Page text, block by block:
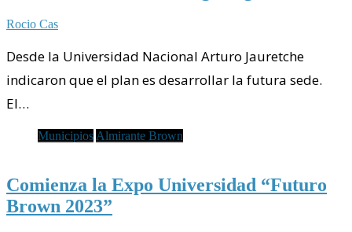
Rocio Cas
Desde la Universidad Nacional Arturo Jauretche
indicaron que el plan es desarrollar la futura sede.
El…
Municipios Almirante Brown
Comienza la Expo Universidad “Futuro
Brown 2023”